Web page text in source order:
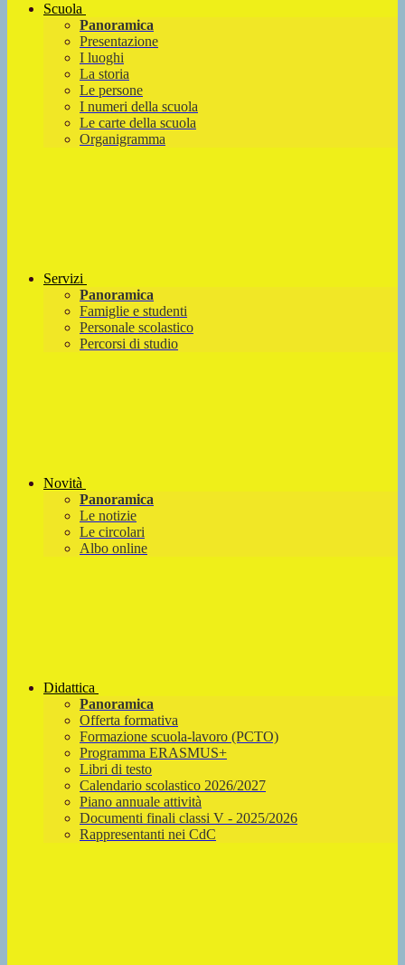
Scuola
Panoramica
Presentazione
I luoghi
La storia
Le persone
I numeri della scuola
Le carte della scuola
Organigramma
Servizi
Panoramica
Famiglie e studenti
Personale scolastico
Percorsi di studio
Novità
Panoramica
Le notizie
Le circolari
Albo online
Didattica
Panoramica
Offerta formativa
Formazione scuola-lavoro (PCTO)
Programma ERASMUS+
Libri di testo
Calendario scolastico 2026/2027
Piano annuale attività
Documenti finali classi V - 2025/2026
Rappresentanti nei CdC